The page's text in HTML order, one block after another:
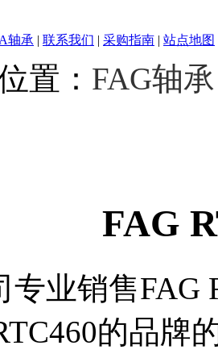
轴承 | 联系我们 | 采购指南 | 站点地图
置： FAG轴承
FAG
业销售FAG
的品牌